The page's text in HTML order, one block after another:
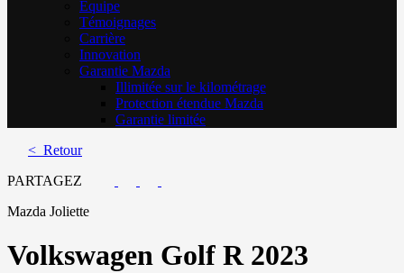
Équipe
Témoignages
Carrière
Innovation
Garantie Mazda
Illimitée sur le kilométrage
Protection étendue Mazda
Garantie limitée
< Retour
PARTAGEZ
Mazda Joliette
Volkswagen Golf R 2023